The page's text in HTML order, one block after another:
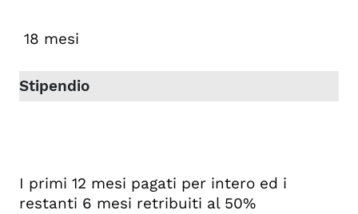
18 mesi
I primi 12 mesi pagati per intero ed i
restanti 6 mesi retribuiti al 50%